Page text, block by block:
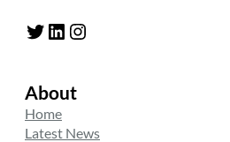
Twitter LinkedIn Instagram
About
Home
Latest News